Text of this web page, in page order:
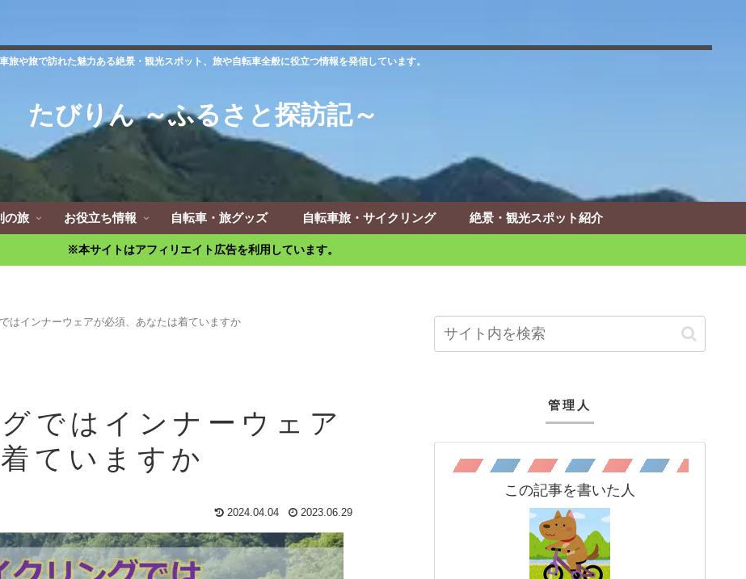
旅や旅で訪れた魅力ある絶景・観光スポット、旅や自転車全般に役立つ情報を発信しています。
たびりん ～ふるさと探訪記～
の旅 お役立ち情報 自転車・旅グッズ 自転車旅・サイクリング 絶景・観光スポット紹介
※本サイトはアフィリエイト広告を利用しています。
はインナーウェアが必須、あなたは着ていますか
ではインナーウェア
ていますか
2024.04.04 2023.06.29
管理人
この記事を書いた人